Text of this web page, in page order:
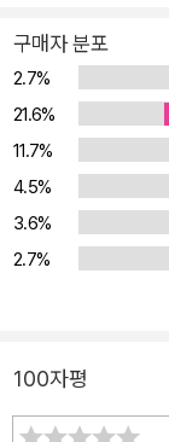
아니라 사경제의 기
에도 적용된다. 따
관리뿐만 아니라
의 직원도 포함한다
리화의 원인이자 결
직이 그 어떤 다른
관료제 조직은 전문
수행하기 때문이다.
적인 결과도 지적
정치사회학적 결과
구매자 분포
2.7%
21.6%
11.7%
4.5%
3.6%
2.7%
100자평